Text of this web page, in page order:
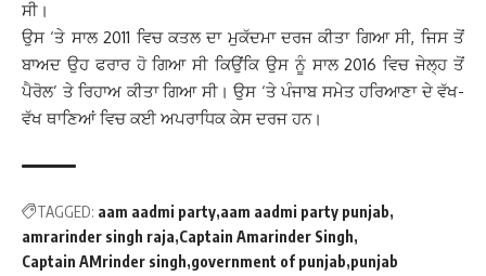
ਸੀ।
ਉਸ ‘ਤੇ ਸਾਲ 2011 ਵਿਚ ਕਤਲ ਦਾ ਮੁਕੱਦਮਾ ਦਰਜ ਕੀਤਾ ਗਿਆ ਸੀ, ਜਿਸ ਤੋਂ
ਬਾਅਦ ਉਹ ਫਰਾਰ ਹੋ ਗਿਆ ਸੀ ਕਿਉਂਕਿ ਉਸ ਨੂੰ ਸਾਲ 2016 ਵਿਚ ਜੇਲ੍ਹ ਤੋਂ
ਪੈਰੋਲ’ ਤੇ ਰਿਹਾਅ ਕੀਤਾ ਗਿਆ ਸੀ। ਉਸ ‘ਤੇ ਪੰਜਾਬ ਸਮੇਤ ਹਰਿਆਣਾ ਦੇ ਵੱਖ-
ਵੱਖ ਥਾਣਿਆਂ ਵਿਚ ਕਈ ਅਪਰਾਧਿਕ ਕੇਸ ਦਰਜ ਹਨ।
TAGGED: aam aadmi party aam aadmi party punjab
amrarinder singh raja Captain Amarinder Singh
Captain AMrinder singh government of punjab punjab